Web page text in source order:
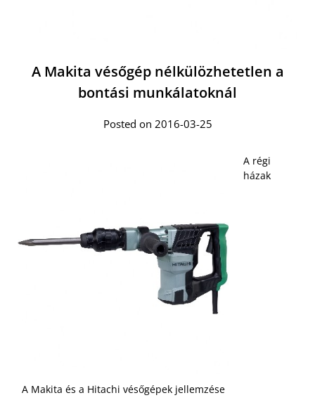
A Makita vésőgép nélkülözhetetlen a
bontási munkálatoknál
Posted on 2016-03-25
A Makita és a Hitachi vésőgépek jellemzése
A régi
házak